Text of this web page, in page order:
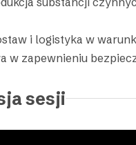
i logistyka w
w zapewnieniu
sesji